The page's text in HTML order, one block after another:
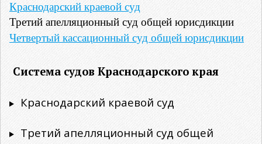
Краснодарский краевой суд
Третий апелляционный суд общей юрисдикции
Четвертый кассационный суд общей юрисдикции
Система судов Краснодарского края
Краснодарский краевой суд
Третий апелляционный суд общей